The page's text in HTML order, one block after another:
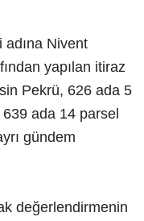
Nivent
yapılan itiraz
Pekrü, 626 ada 5
ada 14 parsel
gündem
değerlendirmenin